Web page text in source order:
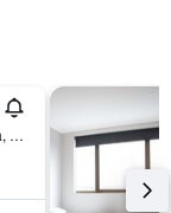
7 Akuna Street, Canberra, ACT, Australia